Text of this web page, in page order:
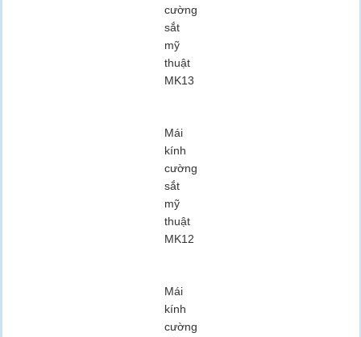
cường
sắt
mỹ
thuật
MK13
Mái
kính
cường
sắt
mỹ
thuật
MK12
Mái
kính
cường